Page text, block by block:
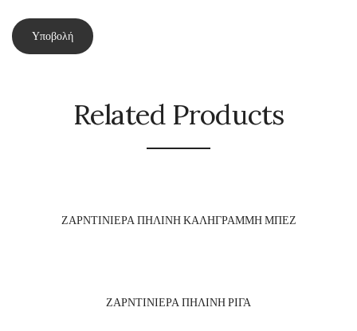
Related Products
ΖΑΡΝΤΙΝΙΕΡΑ ΠΗΛΙΝΗ ΚΑΛΗΓΡΑΜΜΗ ΜΠΕΖ
ΖΑΡΝΤΙΝΙΕΡΑ ΠΗΛΙΝΗ ΡΙΓΑ